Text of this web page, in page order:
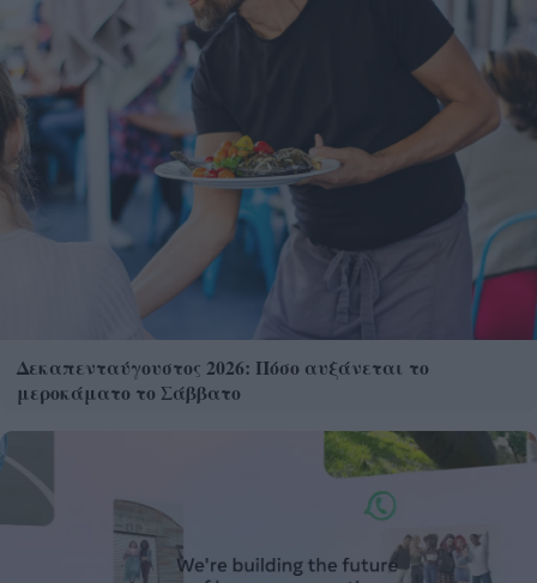
Δεκαπενταύγουστος 2026: Πόσο αυξάνεται το
μεροκάματο το Σάββατο